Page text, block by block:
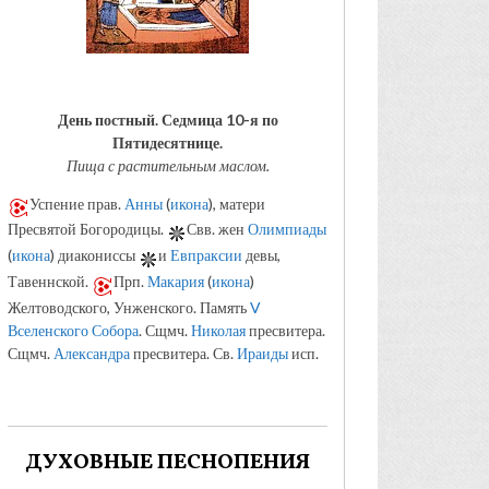
День постный.Седмица 10-я по
Пятидесятнице.
Пища с растительным маслом.
Успение прав. Анны(икона), матери
Пресвятой Богородицы.
Свв. жен Олимпиады
(икона) диакониссы и Евпраксии девы,
Тавеннской.
Прп.Макария(икона)
Желтоводского, Унженского. ПамятьV
Вселенского Собора. Сщмч.Николаяпресвитера.
Сщмч. Александрапресвитера. Св.Ираидыисп.
ДУХОВНЫЕ ПЕСНОПЕНИЯ